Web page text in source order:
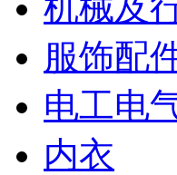
服饰配
电工电
内衣